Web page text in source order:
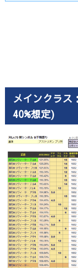
メインクラス
40%想定)